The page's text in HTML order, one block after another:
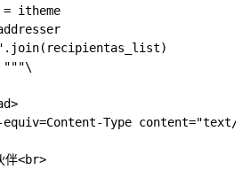
= itheme
Type content="text/
伴<br>